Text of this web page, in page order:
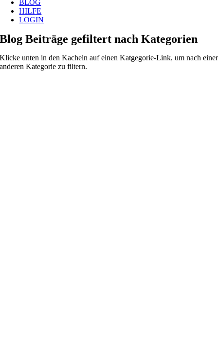
BLOG
HILFE
LOGIN
Blog Beiträge gefiltert nach Kategorien
Klicke unten in den Kacheln auf einen Katgegorie-Link, um nach einer
anderen Kategorie zu filtern.